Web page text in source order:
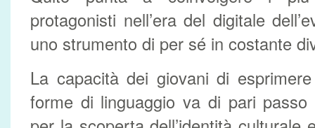
protagonisti nell’era del digitale
uno strumento di per sé in costante
La capacità dei giovani di
forme di linguaggio va di pari